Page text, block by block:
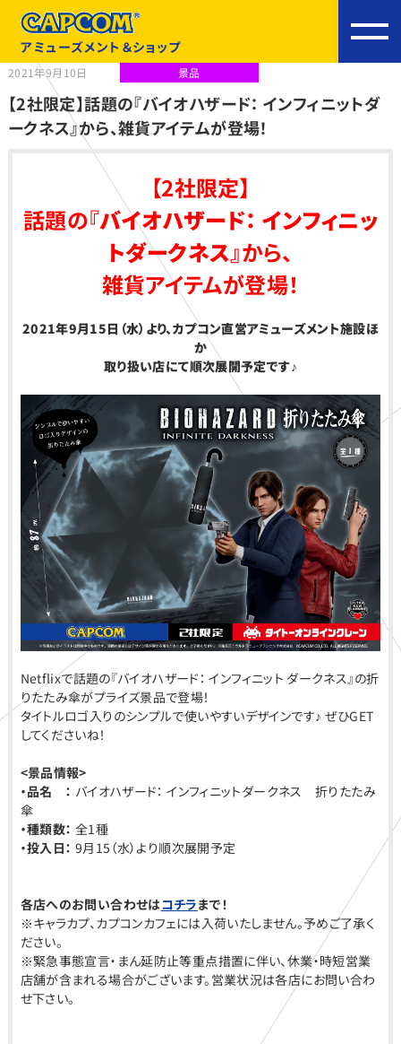
アミューズメント＆ショップ
2021年9月10日 景品
【2社限定】話題の『バイオハザード： インフィニットダ
ークネス』から、雑貨アイテムが登場！
【2社限定】
話題の『バイオハザード： インフィニッ
トダークネス』から、
雑貨アイテムが登場！
2021年9月15日（水）より、カプコン直営アミューズメント施設ほ
か
取り扱い店にて順次展開予定です♪
Netflixで話題の​『バイオハザード： インフィニット ダークネス』の折
りたたみ傘がプライズ景品で登場！
タイトルロゴ入りのシンプルで使いやすいデザインです♪ ぜひGET
してくださいね！
<景品情報>
・品名 ： バイオハザード： インフィニットダークネス 折りたたみ
傘
・種類数： 全1種
・投入日： 9月15（水）より順次展開予定
各店へのお問い合わせはコチラまで！
※キャラカプ、カプコンカフェには入荷いたしません。予めご了承く
ださい。
※緊急事態宣言・まん延防止等重点措置に伴い、休業・時短営業
店舗が含まれる場合がございます。営業状況は各店にお問い合わ
せ下さい。